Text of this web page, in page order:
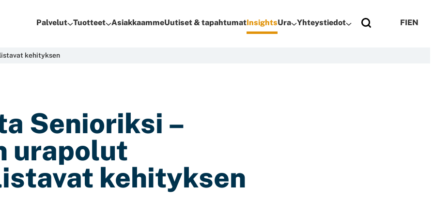
Palvelut Tuotteet AsiakkaammeUutiset & tapahtumatInsightsUra Yhteystiedot FIEN
kehityksen
Senioriksi –
urapolut
kehityksen